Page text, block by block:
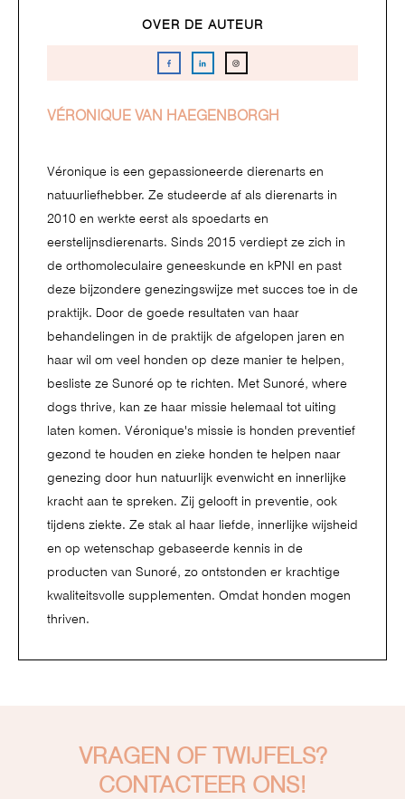
OVER DE AUTEUR
VÉRONIQUE VAN HAEGENBORGH
Véronique is een gepassioneerde dierenarts en
natuurliefhebber. Ze studeerde af als dierenarts in
2010 en werkte eerst als spoedarts en
eerstelijnsdierenarts. Sinds 2015 verdiept ze zich in
de orthomoleculaire geneeskunde en kPNI en past
deze bijzondere genezingswijze met succes toe in de
praktijk. Door de goede resultaten van haar
behandelingen in de praktijk de afgelopen jaren en
haar wil om veel honden op deze manier te helpen,
besliste ze Sunoré op te richten. Met Sunoré, where
dogs thrive, kan ze haar missie helemaal tot uiting
laten komen. Véronique's missie is honden preventief
gezond te houden en zieke honden te helpen naar
genezing door hun natuurlijk evenwicht en innerlijke
kracht aan te spreken. Zij gelooft in preventie, ook
tijdens ziekte. Ze stak al haar liefde, innerlijke wijsheid
en op wetenschap gebaseerde kennis in de
producten van Sunoré, zo ontstonden er krachtige
kwaliteitsvolle supplementen. Omdat honden mogen
thriven.
VRAGEN OF TWIJFELS?
CONTACTEER ONS!